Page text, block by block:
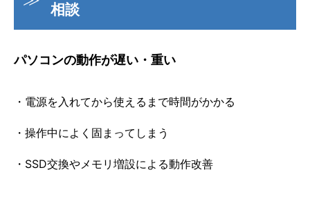
相談
パソコンの動作が遅い・重い
・電源を入れてから使えるまで時間がかかる
・操作中によく固まってしまう
・SSD交換やメモリ増設による動作改善